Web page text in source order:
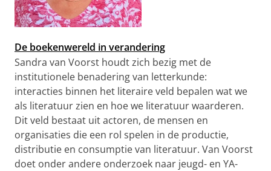
De boekenwereld in verandering
Sandra van Voorst houdt zich bezig met de
institutionele benadering van letterkunde:
interacties binnen het literaire veld bepalen wat we
als literatuur zien en hoe we literatuur waarderen.
Dit veld bestaat uit actoren, de mensen en
organisaties die een rol spelen in de productie,
distributie en consumptie van literatuur. Van Voorst
doet onder andere onderzoek naar jeugd- en YA-